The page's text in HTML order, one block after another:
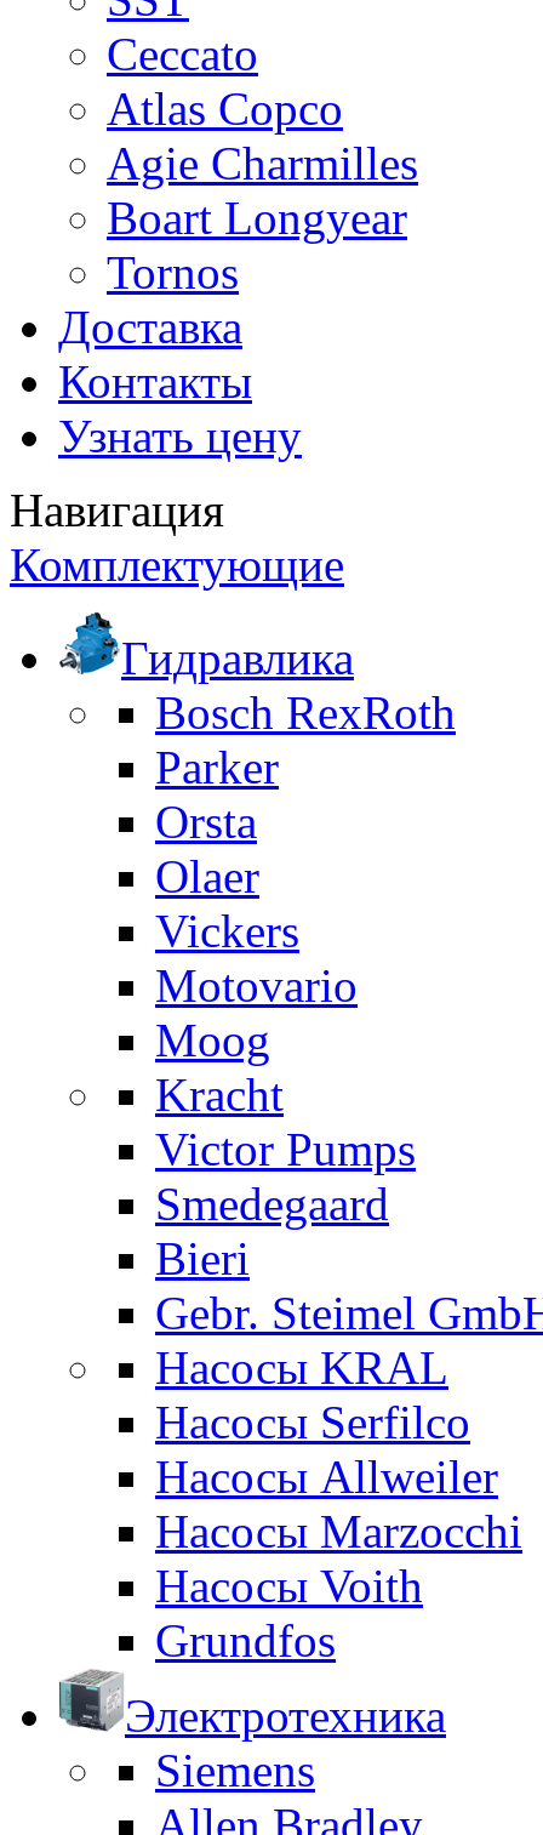
Ceccato
Atlas Copco
Agie Charmilles
Boart Longyear
Tornos
Доставка
Контакты
Узнать цену
Навигация
Комплектующие
Гидравлика
Bosch RexRoth
Parker
Orsta
Olaer
Vickers
Motovario
Moog
Kracht
Victor Pumps
Smedegaard
Bieri
Gebr. Steimel
Насосы KRAL
Насосы Serfilco
Насосы Allweiler
Насосы Marzocchi
Насосы Voith
Grundfos
Электротехника
Siemens